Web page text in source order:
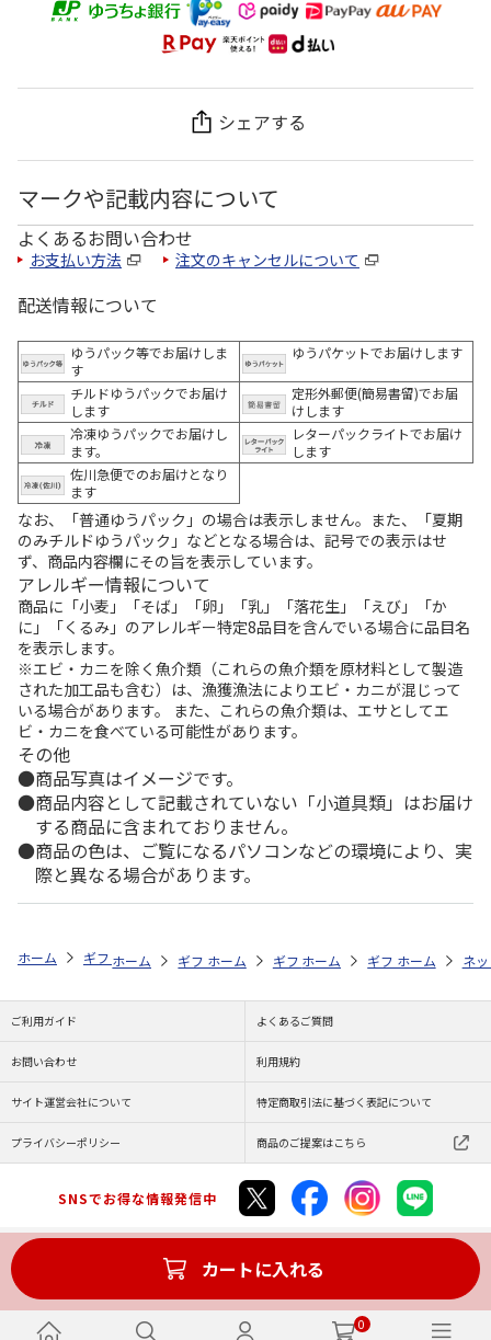
0
シェアする
マークや記載内容について
よくあるお問い合わせ
お支払い方法 注文のキャンセルについて
配送情報について
ゆうパック等でお届けしま
す
ゆうパケットでお届けします
チルドゆうパックでお届け
します
定形外郵便(簡易書留)でお届
けします
冷凍ゆうパックでお届けし
ます。
レターパックライトでお届け
します
佐川急便でのお届けとなり
ます
なお、「普通ゆうパック」の場合は表示しません。また、「夏期
のみチルドゆうパック」などとなる場合は、記号での表示はせ
ず、商品内容欄にその旨を表示しています。
アレルギー情報について
商品に「小麦」「そば」「卵」「乳」「落花生」「えび」「か
に」「くるみ」のアレルギー特定8品目を含んでいる場合に品目名
を表示します。
※エビ・カニを除く魚介類（これらの魚介類を原材料として製造
された加工品も含む）は、漁獲漁法によりエビ・カニが混じって
いる場合があります。 また、これらの魚介類は、エサとしてエ
ビ・カニを食べている可能性があります。
その他
商品写真はイメージです。
商品内容として記載されていない「小道具類」はお届け
する商品に含まれておりません。
商品の色は、ご覧になるパソコンなどの環境により、実
際と異なる場合があります。
カートに入れる
ホーム ギフト通販 内祝い・お返し 結婚内祝い 選べるギフト 鳥
ホーム ギフト通販 内祝い・お返し 結婚内祝い
ホーム ギフト通販 内祝い・お返し
ホーム ギフト通販 内
ホーム ネ
ご利用ガイド よくあるご質問
お問い合わせ 利用規約
サイト運営会社について 特定商取引法に基づく表記について
プライバシーポリシー 商品のご提案はこちら
SNSでお得な情報発信中
Copyright (C) JAPAN POST Co.,Ltd. All Rights Reserved.